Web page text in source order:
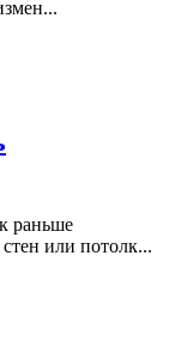
раньше
или потолк...